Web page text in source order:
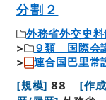
分割２
外務省外交史料
９類 国際会
連合国巴里
[規模] 88 [作